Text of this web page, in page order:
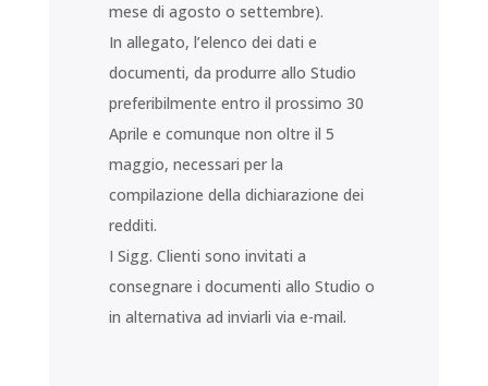
mese di agosto o settembre).
In allegato, l’elenco dei dati e
documenti, da produrre allo Studio
preferibilmente entro il prossimo 30
Aprile e comunque non oltre il 5
maggio, necessari per la
compilazione della dichiarazione dei
redditi.
I Sigg. Clienti sono invitati a
consegnare i documenti allo Studio o
in alternativa ad inviarli via e-mail.